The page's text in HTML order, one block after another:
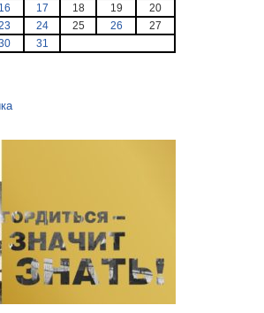
16 17 18 19
20
24 25 26
27
31